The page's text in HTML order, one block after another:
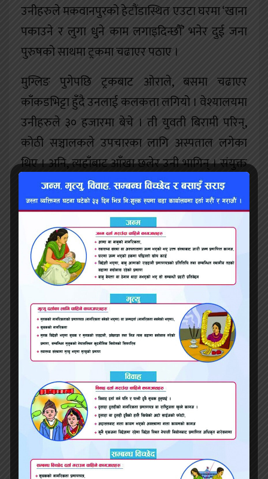
उनीहरुले मकवानपुरको हेटौंडास्थित एउटा घरमा ‘खाना
पकाउने र लुगा धुने काम लगाइदिन्छौँ’ भनेर दुई जना
पुरुषको साथमा ट्रकमा चढाएर पठाए ।
मुग्लिङ पुगेपछि ट्रकबाट ओराले, बसमा चढाएर
काँकडभिट्टा हुँदै उनलाई कलकत्ता लगियो । वेश्यालयमा
उनीहरुले ३० हजारमा बेचे । ती युवती बिरामी परिन्,
कोठी सञ्चालकले उपचारका लागि अस्पताल लगेका
थिए । अनि, त्यहाँबाट आँखा छलेर उनी भागिन् । संयुक्त
नेपाली केन्द्रीय सेवा संघको समन्वयमा उनको उद्धार
गरियो । २०५३ साउन १ मा उनी काठमाडौं फर्किइन् ।
काठमाडौं आएपछि पीडितले हनुमानढोकामा उजुरी
गरिन् । जिल्ला प्रहरी कार्यालय काठमाडौंलाई त्यतिबेला
हनुमानढोका भनेर चिनिन्थ्यो । लामो समय आफूलाई
बेच्नेहरु पक्राउ नपर्दा पीडितलाई न्यायको आश हराएको
थियो । तर, २५ वर्षपछि उनलाई खोज्दै प्रहरी पुगे । अनि,
फोटो देखाएर सोधे–‘उहाँलाई चिन्नुहुन्छ ?’
पीडितले भनिन्, ‘मलाई बेच्नेमध्येको एउटी उही हो !’
त्यसपछि प्रहरी लक्ष्मी परियारको खोजीमा जुट्यो ।
प्रहरीको पुरानो फाइलमा उनको फोटो नत्थी गरेर
राखिएको रहेछ ।‘पुराना फाइल हेर्दै थियौं,’ अनुसन्धानमा
संलग्न ब्यूरोका एक जना अधिकृतले भने, ‘फोटोबाट
पहिचान खुलेपछि लक्ष्मीलाई पक्राउ गर्न सफल भयौं ।’